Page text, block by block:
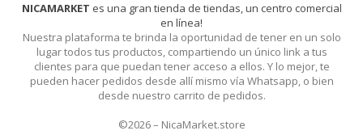
NICAMARKET es una gran tienda de tiendas, un centro comercial
en línea!
Nuestra plataforma te brinda la oportunidad de tener en un solo
lugar todos tus productos, compartiendo un único link a tus
clientes para que puedan tener acceso a ellos. Y lo mejor, te
pueden hacer pedidos desde allí mismo vía Whatsapp, o bien
desde nuestro carrito de pedidos.
©2026 – NicaMarket.store